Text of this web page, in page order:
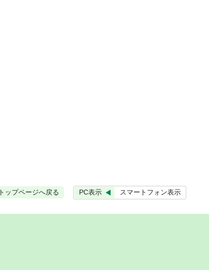
トップページへ戻る PC表示 スマートフォン表示